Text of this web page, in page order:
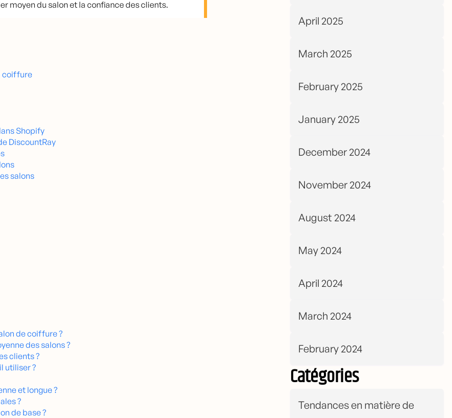
April 2025
March 2025
February 2025
January 2025
December 2024
November 2024
August 2024
May 2024
April 2024
March 2024
February 2024
Catégories
Tendances en matière de
moyen du salon et la confiance des clients.
coiffure
Shopify
DiscountRay
salons
de coiffure ?
des salons ?
clients ?
utiliser ?
et longue ?
?
de base ?